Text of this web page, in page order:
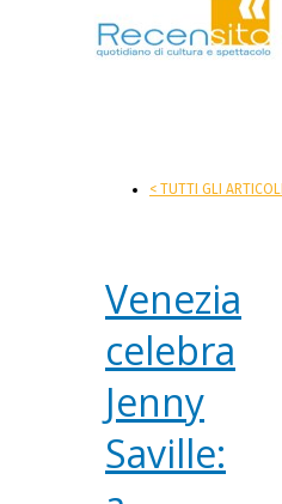
< TUTTI GLI ARTICOLI
Venezia
celebra
Jenny
Saville: